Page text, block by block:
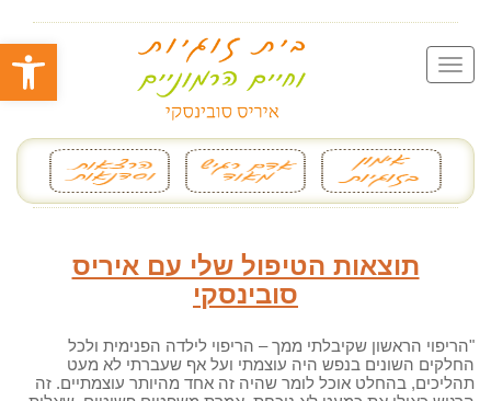
פתח
תוצאות הטיפול שלי עם איריס
סובינסקי
"הריפוי הראשון שקיבלתי ממך – הריפוי לילדה הפנימית ולכל
החלקים השונים בנפש היה עוצמתי ועל אף שעברתי לא מעט
תהליכים, בהחלט אוכל לומר שהיה זה אחד מהיותר עוצמתיים. זה